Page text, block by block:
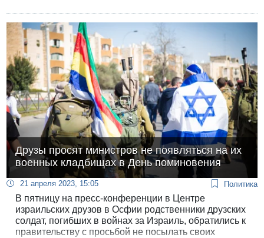
палестинской мемориальной церемонии в День
поминовения. Юрисконсульт не поддержала
решение министра, так как оно идет вразрез с
прежними судебными постановлениями по
аналогичным апелляциям.
Друзы просят министров не появляться на их
военных кладбищах в День поминовения
21 апреля 2023, 15:05 Политика
В пятницу на пресс-конференции в Центре
израильских друзов в Осфии родственники друзских
солдат, погибших в войнах за Израиль, обратились к
правительству с просьбой не посылать своих